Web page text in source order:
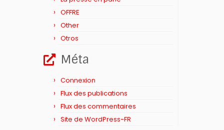
OFFRE
Other
Otros
Méta
Connexion
Flux des publications
Flux des commentaires
Site de WordPress-FR